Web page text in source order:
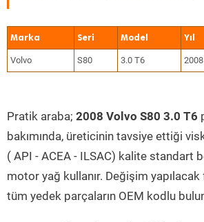
Marka Seri Model Yıl
Volvo S80 3.0 T6 2008
Pratik araba; 2008 Volvo S80 3.0 T6
bakımında, üreticinin tavsiye ettiği
( API - ACEA - ILSAC) kalite standart
motor yağ kullanır. Değişim
tüm yedek parçaların OEM kodlu